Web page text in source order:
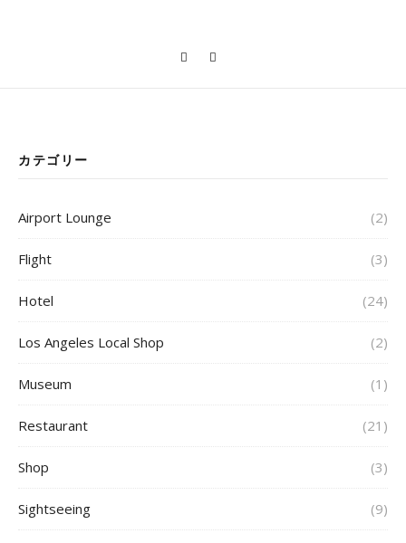
カテゴリー
Airport Lounge (2)
Flight (3)
Hotel (24)
Los Angeles Local Shop (2)
Museum (1)
Restaurant (21)
Shop (3)
Sightseeing (9)